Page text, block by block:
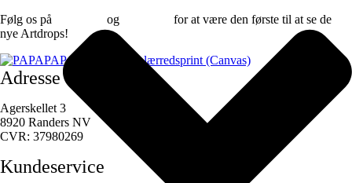
Følg os på og
for at være den første til at se de
nye Artdrops!
Adresse
Agerskellet 3
8920 Randers NV
CVR: 37980269
Kundeservice